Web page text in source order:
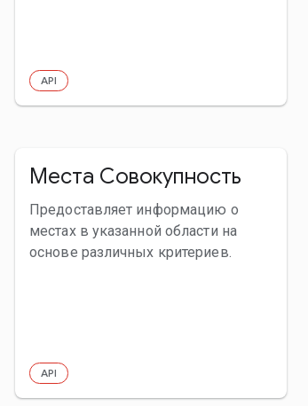
API
Места Совокупность
Предоставляет информацию о
местах в указанной области на
основе различных критериев.
API